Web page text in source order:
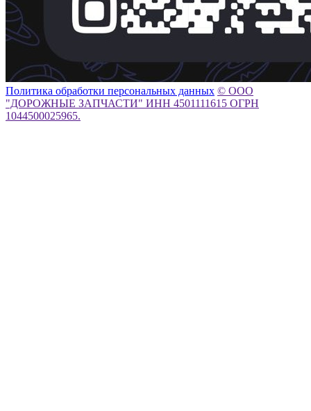
Политика обработки персональных данных © ООО
"ДОРОЖНЫЕ ЗАПЧАСТИ" ИНН 4501111615 ОГРН
1044500025965.